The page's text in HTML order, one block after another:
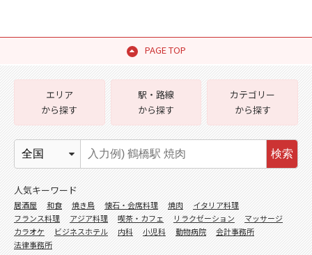
PAGE TOP
エリア
から探す
駅・路線
から探す
カテゴリー
から探す
検索
人気キーワード
居酒屋 和食 焼き鳥 懐石・会席料理 焼肉
イタリア料理
フランス料理
アジア料理 喫茶・カフェ リラクゼーション
マッサージ
カラオケ
ビジネスホテル 内科 小児科 動物病院
会計事務所
法律事務所